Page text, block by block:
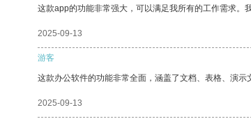
这款app的功能非常强大，可以满足我所有的工作需求。
2025-09-13
游客
这款办公软件的功能非常全面，涵盖了文档、表格、演
2025-09-13